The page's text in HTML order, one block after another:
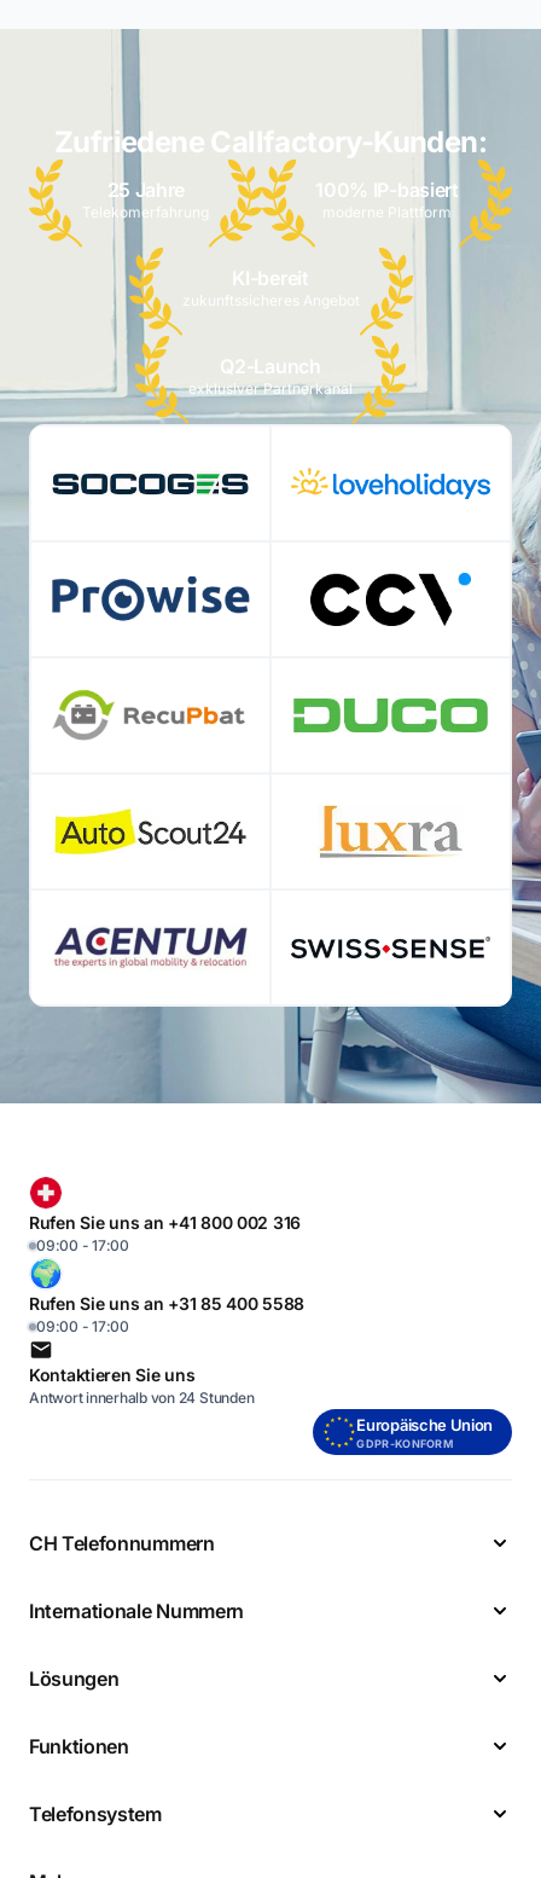
Zufriedene Callfactory-Kunden:
25 Jahre
Telekomerfahrung
100% IP-basiert
moderne Plattform
KI-bereit
zukunftssicheres Angebot
Q2-Launch
exklusiver Partnerkanal
Rufen Sie uns an +41 800 002 316
09:00 - 17:00
Rufen Sie uns an +31 85 400 5588
09:00 - 17:00
Kontaktieren Sie uns
Antwort innerhalb von 24 Stunden
Europäische Union
GDPR-KONFORM
CH Telefonnummern
Internationale Nummern
Lösungen
Funktionen
Telefonsystem